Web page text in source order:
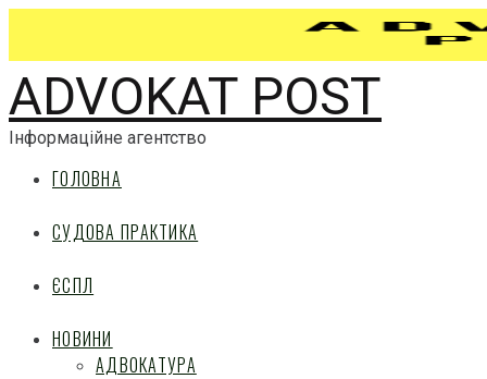
ADVOKAT POST
Інформаційне агентство
ГОЛОВНА
СУДОВА ПРАКТИКА
ЄСПЛ
НОВИНИ
АДВОКАТУРА